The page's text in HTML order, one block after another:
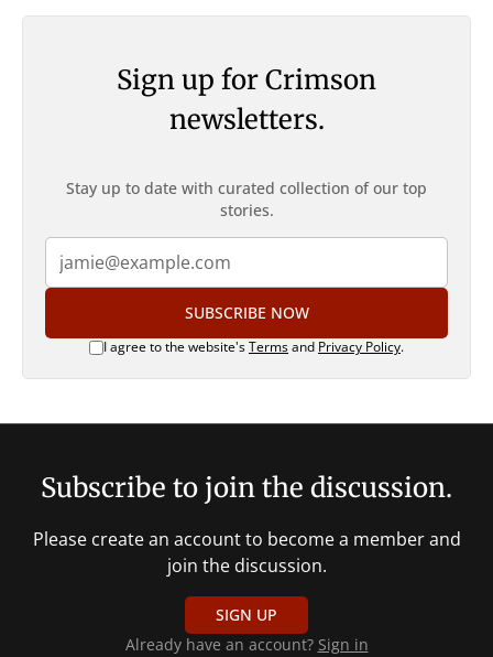
Sign up for Crimson
newsletters.
Stay up to date with curated collection of our top
stories.
SUBSCRIBE NOW
I agree to the website'sTermsand Privacy Policy.
Subscribe to join the discussion.
Please create an account to become a member and
join the discussion.
SIGN UP
Already have an account? Sign in